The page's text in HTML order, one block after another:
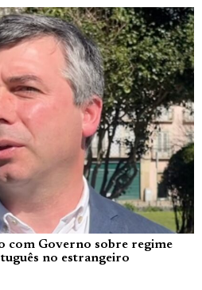
com Governo sobre regime
no estrangeiro